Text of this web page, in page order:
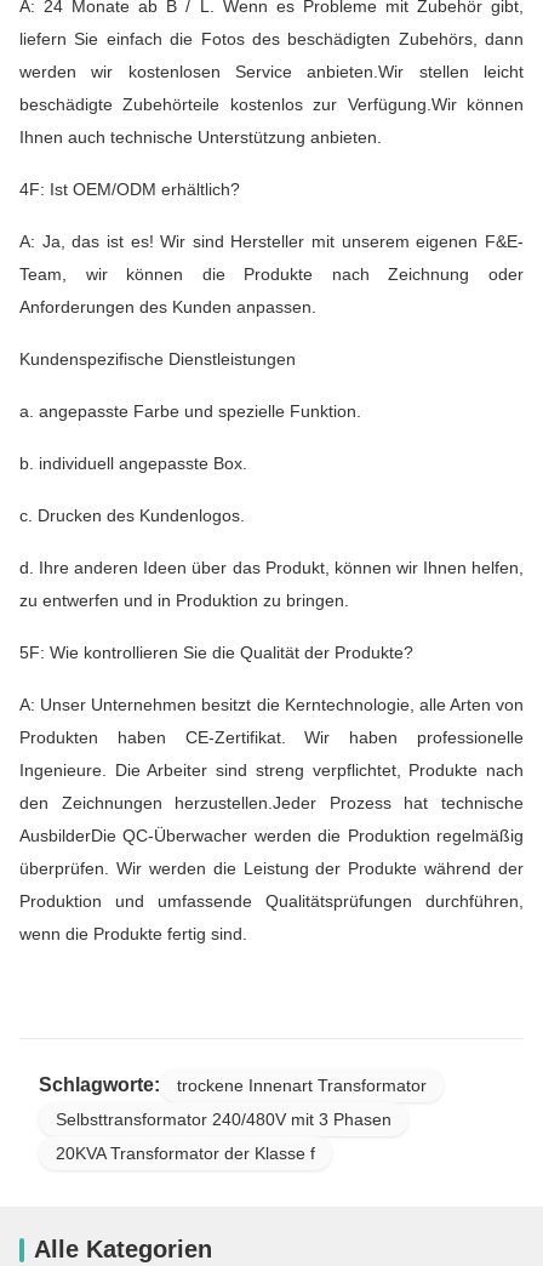
A: 24 Monate ab B / L. Wenn es Probleme mit Zubehör gibt,
liefern Sie einfach die Fotos des beschädigten Zubehörs, dann
werden wir kostenlosen Service anbieten.Wir stellen leicht
beschädigte Zubehörteile kostenlos zur Verfügung.Wir können
Ihnen auch technische Unterstützung anbieten.
4F: Ist OEM/ODM erhältlich?
A: Ja, das ist es! Wir sind Hersteller mit unserem eigenen F&E-
Team, wir können die Produkte nach Zeichnung oder
Anforderungen des Kunden anpassen.
Kundenspezifische Dienstleistungen
a. angepasste Farbe und spezielle Funktion.
b. individuell angepasste Box.
c. Drucken des Kundenlogos.
d. Ihre anderen Ideen über das Produkt, können wir Ihnen helfen,
zu entwerfen und in Produktion zu bringen.
5F: Wie kontrollieren Sie die Qualität der Produkte?
A: Unser Unternehmen besitzt die Kerntechnologie, alle Arten von
Produkten haben CE-Zertifikat. Wir haben professionelle
Ingenieure. Die Arbeiter sind streng verpflichtet, Produkte nach
den Zeichnungen herzustellen.Jeder Prozess hat technische
AusbilderDie QC-Überwacher werden die Produktion regelmäßig
überprüfen. Wir werden die Leistung der Produkte während der
Produktion und umfassende Qualitätsprüfungen durchführen,
wenn die Produkte fertig sind.
Schlagworte:
trockene Innenart Transformator
Selbsttransformator 240/480V mit 3 Phasen
20KVA Transformator der Klasse f
Alle Kategorien